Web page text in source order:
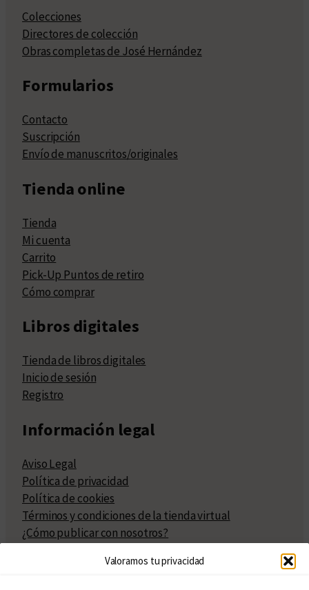
Valoramos tu privacidad
Colecciones
Directores de colección
Obras completas de José Hernández
Formularios
Contacto
Suscripción
Envío de manuscritos/originales
Tienda online
Tienda
Mi cuenta
Carrito
Pick-Up Puntos de retiro
Cómo comprar
Libros digitales
Tienda de libros digitales
Inicio de sesión
Registro
Información legal
Aviso Legal
Política de privacidad
Política de cookies
Términos y condiciones de la tienda virtual
¿Cómo publicar con nosotros?
Políticas de publicación